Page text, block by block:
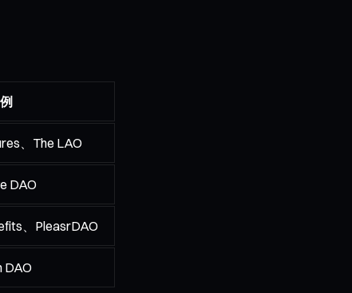
、The LAO
DAO
、PleasrDAO
DAO